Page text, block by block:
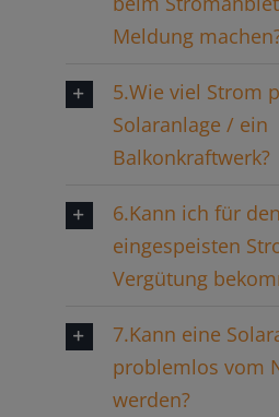
Meldung
5.Wie viel Strom
Solaranlage / ein
Balkonkraftwerk?
6.Kann ich für
eingespeisten
Vergütung
7.Kann eine
problemlos vom
werden?